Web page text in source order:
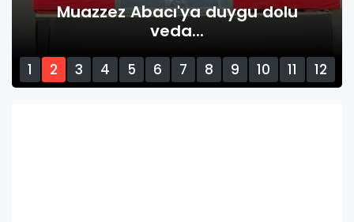
Muazzez Abacı'ya duygu dolu
veda...
1 2 3 4 5 6 7 8 9 10 11
12